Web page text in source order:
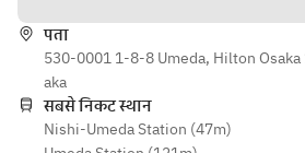
पता
530-0001 1-8-8 Umeda, Hilton Osaka
aka
सबसे निकट स्थान
Nishi-Umeda Station (47m)